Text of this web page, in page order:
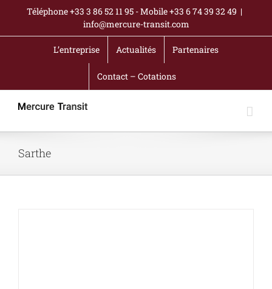
Passer
contenu
Téléphone +33 3 86 52 11 95 - Mobile +33 6 74 39 32 49 |
info@mercure-transit.com
L’entreprise Actualités Partenaires
Contact – Cotations
Sarthe